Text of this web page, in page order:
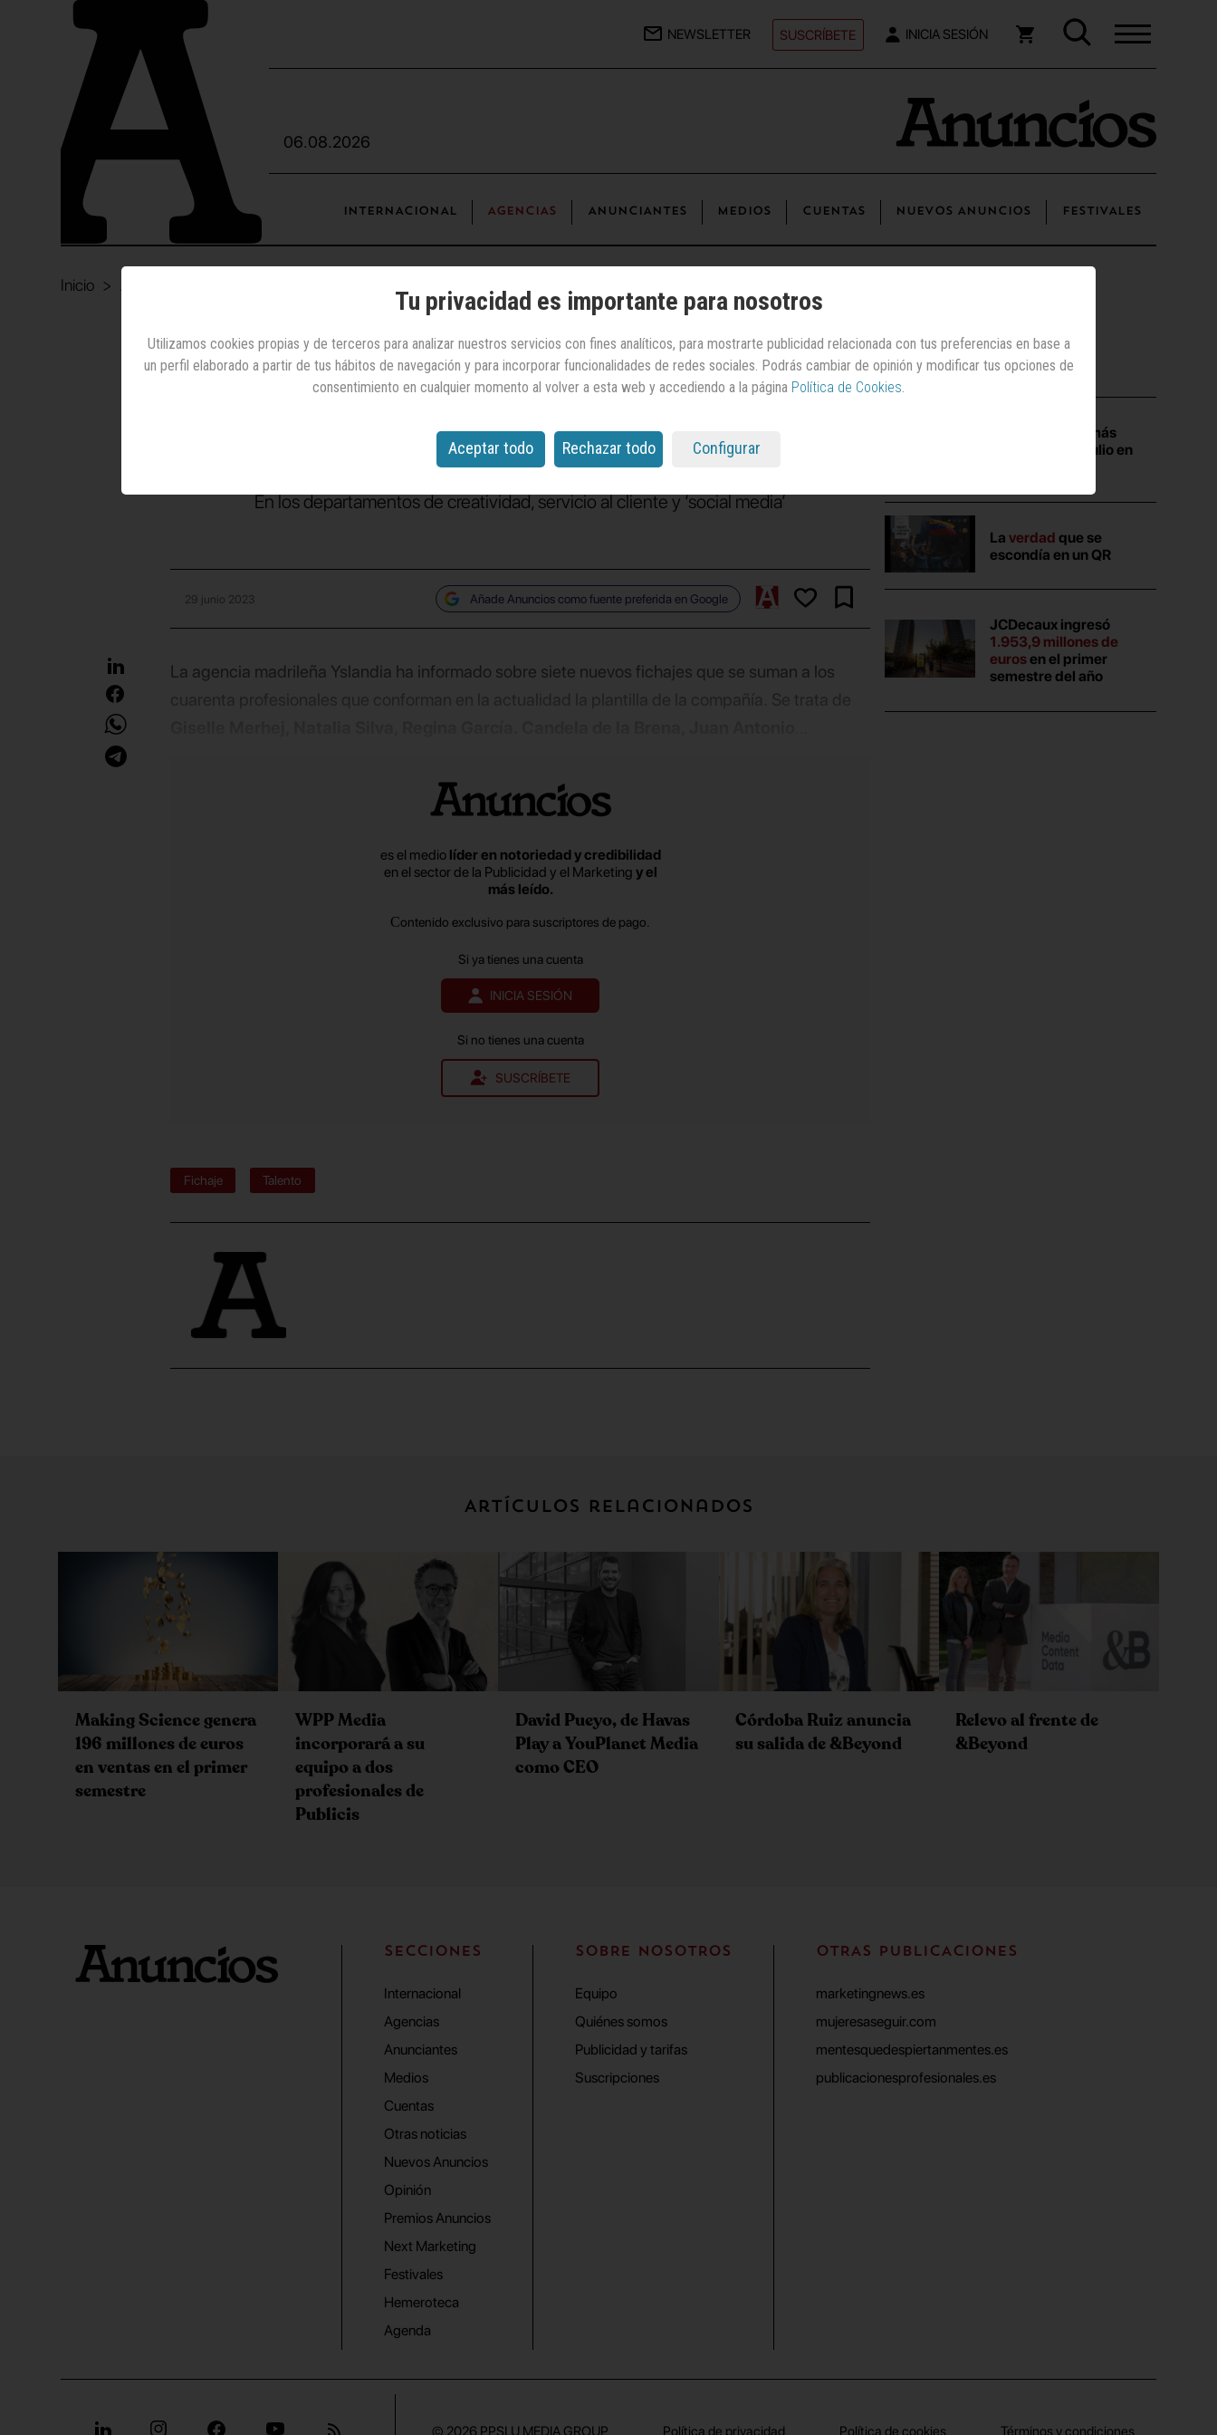
NEWSLETTER SUSCRÍBETE INICIA SESIÓN
06.08.2026
INTERNACIONAL AGENCIAS ANUNCIANTES MEDIOS CUENTAS NUEVOS ANUNCIOS FESTIVALES
Inicio
Agencias
Yslandia refuerza su equipo
sieteincorporaciones
En los departamentos de creatividad, servicio al cliente y ‘social media’
29 junio 2023 Añade Anuncios como fuente preferida en Google
La agencia madrileña Yslandia ha informado sobre siete nuevos fichajes que se suman a los
cuarenta profesionales que conforman en la actualidad la plantilla de la compañía. Se trata de
social media
es el medio líder en notoriedad y credibilidad
en el sector de la Publicidad y el Marketing y el
más leído.
Contenido exclusivo para suscriptores de pago.
Si ya tienes una cuenta
INICIA SESIÓN
Si no tienes una cuenta
SUSCRÍBETE
Fichaje Talento
Posts recientes
Las campañas más
vistas durante julio en
La verdad que se
escondía en un QR
JCDecaux ingresó
1.953,9 millones de
eurosen el primer
semestre del año
Artículos relacionados
Making Science genera
196 millones de euros
en ventas en el primer
semestre
WPP Media
incorporará a su
equipo a dos
profesionales de
Publicis
David Pueyo, de Havas
Play a YouPlanet Media
como CEO
Córdoba Ruiz anuncia
su salida de &Beyond
Relevo al frente de
&Beyond
Tu privacidad es importante para nosotros
Utilizamos cookies propias y de terceros para analizar nuestros servicios con fines analíticos, para mostrarte publicidad relacionada con tus preferencias en base a
un perfil elaborado a partir de tus hábitos de navegación y para incorporar funcionalidades de redes sociales. Podrás cambiar de opinión y modificar tus opciones de
consentimiento en cualquier momento al volver a esta web y accediendo a la página Política de Cookies.
Aceptar todo Rechazar todo Configurar
SECCIONES
Internacional
Agencias
Anunciantes
Medios
Cuentas
Otras noticias
Nuevos Anuncios
Opinión
Premios Anuncios
Next Marketing
Festivales
Hemeroteca
Agenda
SOBRE NOSOTROS
Equipo
Quiénes somos
Publicidad y tarifas
Suscripciones
OTRAS PUBLICACIONES
marketingnews.es
mujeresaseguir.com
mentesquedespiertanmentes.es
publicacionesprofesionales.es
© 2026 PPSLU MEDIA GROUP Política de privacidad Política de cookies Términos y condiciones